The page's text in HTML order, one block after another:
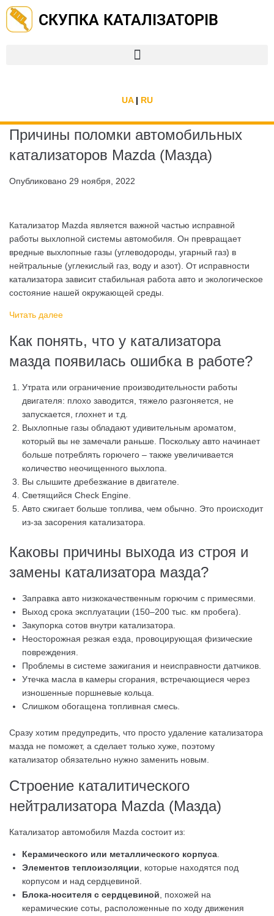
СКУПКА КАТАЛІЗАТОРІВ
UA| RU
Причины поломки автомобильных
катализаторов Mazda (Мазда)
Опубликовано 29 ноября, 2022
Катализатор Mazda является важной частью исправной
работы выхлопной системы автомобиля. Он превращает
вредные выхлопные газы (углеводороды, угарный газ) в
нейтральные (углекислый газ, воду и азот). От исправности
катализатора зависит стабильная работа авто и экологическое
состояние нашей окружающей среды.
Читать далее
Как понять, что у катализатора
мазда появилась ошибка в работе?
Утрата или ограничение производительности работы
двигателя: плохо заводится, тяжело разгоняется, не
запускается, глохнет и т.д.
Выхлопные газы обладают удивительным ароматом,
который вы не замечали раньше. Поскольку авто начинает
больше потреблять горючего – также увеличивается
количество неочищенного выхлопа.
Вы слышите дребезжание в двигателе.
Светящийся Check Engine.
Авто сжигает больше топлива, чем обычно. Это происходит
из-за засорения катализатора.
Каковы причины выхода из строя и
замены катализатора мазда?
Заправка авто низкокачественным горючим с примесями.
Выход срока эксплуатации (150–200 тыс. км пробега).
Закупорка сотов внутри катализатора.
Неосторожная резкая езда, провоцирующая физические
повреждения.
Проблемы в системе зажигания и неисправности датчиков.
Утечка масла в камеры сгорания, встречающиеся через
изношенные поршневые кольца.
Слишком обогащена топливная смесь.
Сразу хотим предупредить, что просто удаление катализатора
мазда не поможет, а сделает только хуже, поэтому
катализатор обязательно нужно заменить новым.
Строение каталитического
нейтрализатора Mazda (Мазда)
Катализатор автомобиля Mazda состоит из:
Керамического или металлического корпуса
Элементов теплоизоляции , которые находятся под
корпусом и над сердцевиной.
Блока-носителя с сердцевиной , похожей на
керамические соты, расположенные по ходу движения